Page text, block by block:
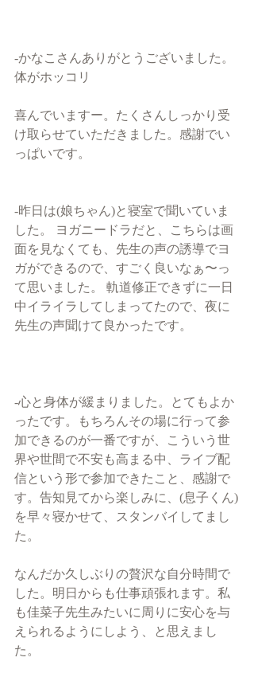
-かなこさんありがとうございました。
体がホッコリ
喜んでいますー。たくさんしっかり受
け取らせていただきました。感謝でい
っぱいです。
-昨日は(娘ちゃん)と寝室で聞いていま
した。 ヨガニードラだと、こちらは画
面を見なくても、先生の声の誘導でヨ
ガができるので、すごく良いなぁ〜っ
て思いました。 軌道修正できずに一日
中イライラしてしまってたので、夜に
先生の声聞けて良かったです。
-心と身体が緩まりました。とてもよか
ったです。もちろんその場に行って参
加できるのが一番ですが、こういう世
界や世間で不安も高まる中、ライブ配
信という形で参加できたこと、感謝で
す。告知見てから楽しみに、(息子くん)
を早々寝かせて、スタンバイしてまし
た。
なんだか久しぶりの贅沢な自分時間で
した。明日からも仕事頑張れます。私
も佳菜子先生みたいに周りに安心を与
えられるようにしよう、と思えまし
た。